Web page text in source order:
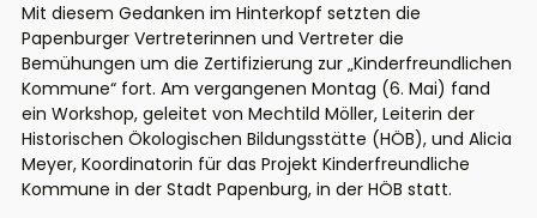
Mit diesem Gedanken im Hinterkopf setzten die
Papenburger Vertreterinnen und Vertreter die
Bemühungen um die Zertifizierung zur „Kinderfreundlichen
Kommune“ fort. Am vergangenen Montag (6. Mai) fand
ein Workshop, geleitet von Mechtild Möller, Leiterin der
Historischen Ökologischen Bildungsstätte (HÖB), und Alicia
Meyer, Koordinatorin für das Projekt Kinderfreundliche
Kommune in der Stadt Papenburg, in der HÖB statt.